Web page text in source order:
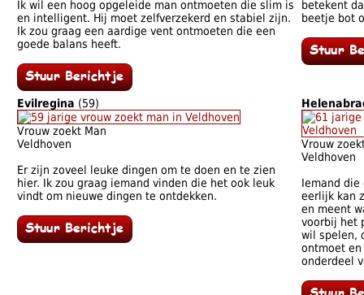
Ik wil een hoog opgeleide man ontmoeten die slim is
en intelligent. Hij moet zelfverzekerd en stabiel zijn.
Ik zou graag een aardige vent ontmoeten die een
goede balans heeft.
betekent
beetje bot
Evilregina (59)
Vrouw zoekt Man
Veldhoven
Er zijn zoveel leuke dingen om te doen en te zien
hier. Ik zou graag iemand vinden die het ook leuk
vindt om nieuwe dingen te ontdekken.
Vrouw
Veldhoven
Iemand die
eerlijk kan
en meent
voorbij het
wil spelen,
ontmoet
onderdeel